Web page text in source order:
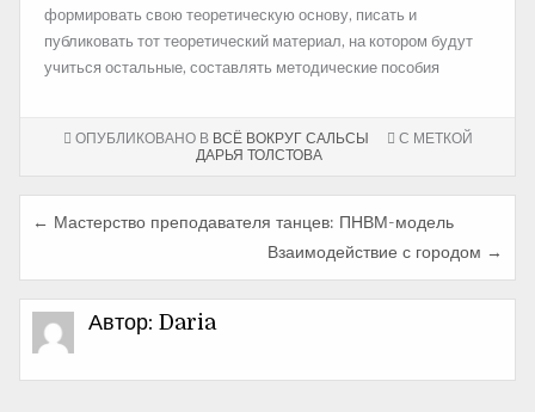
формировать свою теоретическую основу, писать и
публиковать тот теоретический материал, на котором будут
учиться остальные, составлять методические пособия
ОПУБЛИКОВАНО В ВСЁ ВОКРУГ САЛЬСЫ
С МЕТКОЙ
ДАРЬЯ ТОЛСТОВА
Н
а
в
и
г
← Мастерство преподавателя танцев: ПНВМ-модель
Взаимодействие с городом →
Автор:Daria